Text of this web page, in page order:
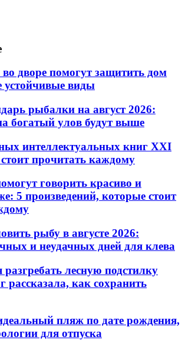
во дворе помогут защитить дом
устойчивые виды
рыбалки на август 2026:
богатый улов будут выше
интеллектуальных книг XXI
прочитать каждому
говорить красиво и
5 произведений, которые стоит
рыбу в августе 2026:
и неудачных дней для клева
лесную подстилку
рассказала, как сохранить
пляж по дате рождения,
для отпуска